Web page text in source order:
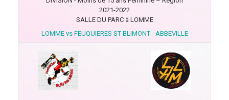
2021-2022
SALLE DU PARC à LOMME
LOMME vs FEUQUIERES ST BLIMONT - ABBEVILLE